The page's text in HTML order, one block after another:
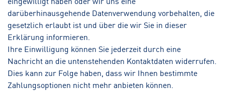
darüberhinausgehende Datenverwendung vorbehalten, die
gesetzlich erlaubt ist und über die wir Sie in dieser
Erklärung informieren.
Ihre Einwilligung können Sie jederzeit durch eine
Nachricht an die untenstehenden Kontaktdaten widerrufen.
Dies kann zur Folge haben, dass wir Ihnen bestimmte
Zahlungsoptionen nicht mehr anbieten können.